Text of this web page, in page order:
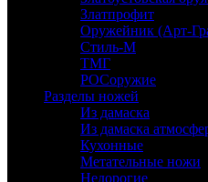
Златпрофит
Оружейник (Арт-
Стиль-М
ТМГ
РОСоружие
Разделы ножей
Из дамаска
Из дамаска
Кухонные
Метательные ножи
Недорогие